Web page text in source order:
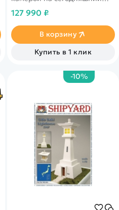
мощные возможности
всенаправленное
обнаружение препятствий,
ActiveTrack 360° с новым
режимом трассировки и
FHD на 20 км, что дает еще
больше возможностей как
127 990 ₽
В корзину
Купить в 1 клик
-10%